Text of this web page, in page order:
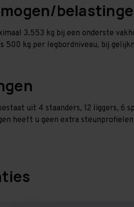
3.553 kg bij een onderste
500 kg per legbordniveau, bij
uit 4 staanders, 12 liggers, 6
heeft u geen extra steunprofielen